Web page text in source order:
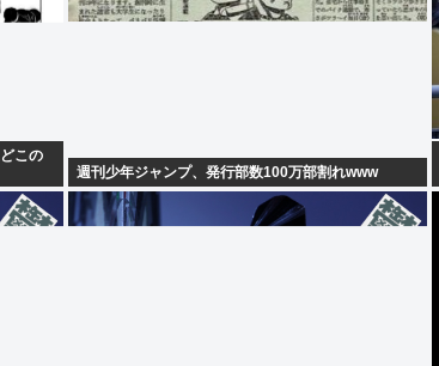
この
週刊少年ジャンプ、発行部数100万部割れwww